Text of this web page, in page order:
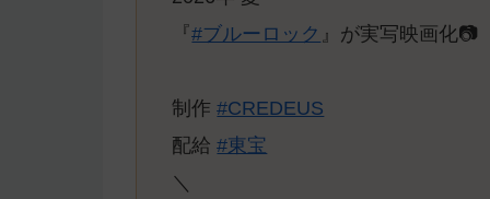
『#ブルーロック 』が実写映画化📷️
制作#CREDEUS
配給#東宝
＼